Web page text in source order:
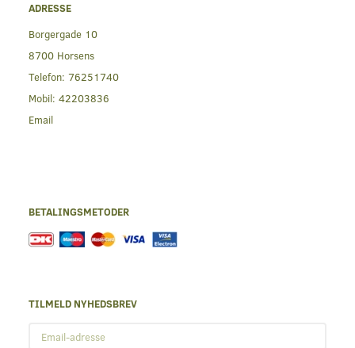
ADRESSE
Borgergade 10
8700 Horsens
Telefon: 76251740
Mobil: 42203836
Email
BETALINGSMETODER
TILMELD NYHEDSBREV
adresse